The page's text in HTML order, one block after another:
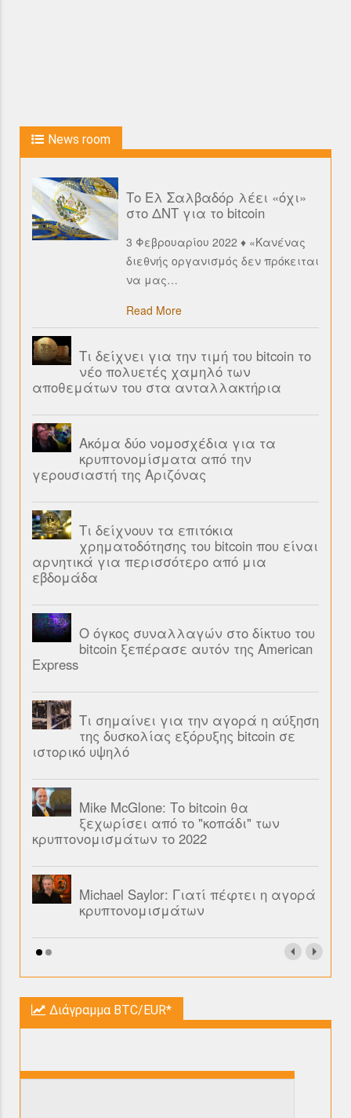
News room
Το Ελ Σαλβαδόρ λέει «όχι»
στο ΔΝΤ για το bitcoin
3 Φεβρουαρίου 2022 ♦ «Κανένας
διεθνής οργανισμός δεν πρόκειται
να μας…
Read More
Τι δείχνει για την τιμή του bitcoin το
νέο πολυετές χαμηλό των
αποθεμάτων του στα ανταλλακτήρια
Ακόμα δύο νομοσχέδια για τα
κρυπτονομίσματα από την
γερουσιαστή της Αριζόνας
Τι δείχνουν τα επιτόκια
χρηματοδότησης του bitcoin που είναι
αρνητικά για περισσότερο από μια
εβδομάδα
Ο όγκος συναλλαγών στο δίκτυο του
bitcoin ξεπέρασε αυτόν της American
Express
Τι σημαίνει για την αγορά η αύξηση
της δυσκολίας εξόρυξης bitcoin σε
ιστορικό υψηλό
Mike McGlone: Το bitcoin θα
ξεχωρίσει από το "κοπάδι" των
κρυπτονομισμάτων το 2022
Michael Saylor: Γιατί πέφτει η αγορά
κρυπτονομισμάτων
Διάγραμμα BTC/EUR*